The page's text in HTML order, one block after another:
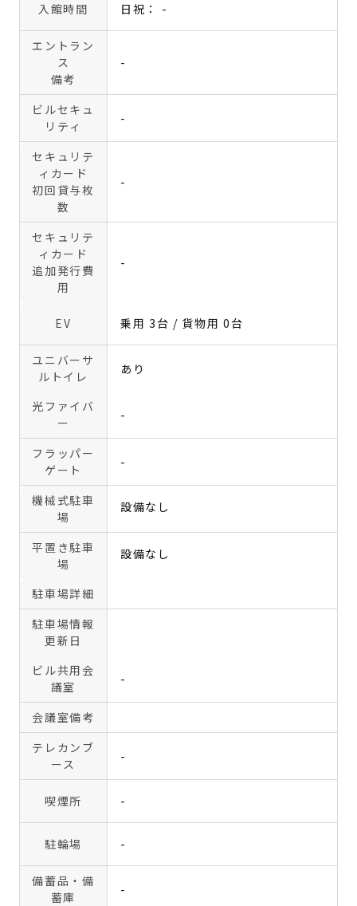
入館時間 日祝： -
エントラン
ス
備考
-
ビルセキュ
リティ
-
セキュリテ
ィカード
初回貸与枚
数
-
セキュリテ
ィカード
追加発行費
用
-
EV 乗用 3台 / 貨物用 0台
ユニバーサ
ルトイレ
あり
光ファイバ
ー
-
フラッパー
ゲート
-
機械式駐車
場
設備なし
平置き駐車
場
設備なし
駐車場詳細
駐車場情報
更新日
ビル共用会
議室
-
会議室備考
テレカンブ
ース
-
喫煙所 -
駐輪場 -
備蓄品・備
蓄庫
-